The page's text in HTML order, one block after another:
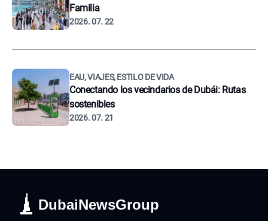
Familia
2026. 07. 22
EAU, VIAJES, ESTILO DE VIDA
Conectando los vecindarios de Dubái: Rutas
sostenibles
2026. 07. 21
DubaiNewsGroup